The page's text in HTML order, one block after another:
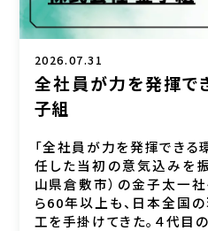
2026.07.31
全社員が力を発揮
子組
「全社員が力を発揮できる
任した当初の意気込みを
山県倉敷市）の金子太一
ら60年以上も、日本全国
工を手掛けてきた。４代